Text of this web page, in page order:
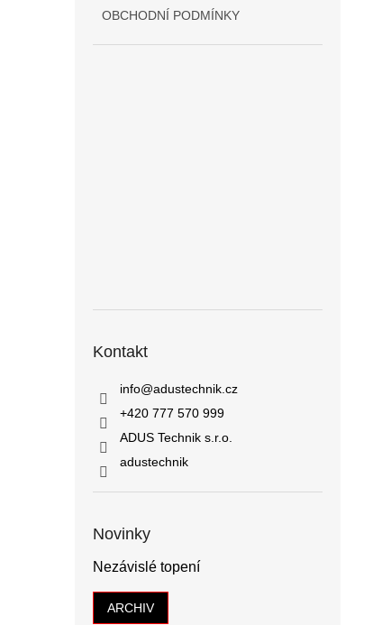
OBCHODNÍ PODMÍNKY
Kontakt
info@adustechnik.cz
+420 777 570 999
ADUS Technik s.r.o.
adustechnik
Novinky
Nezávislé topení
ARCHIV